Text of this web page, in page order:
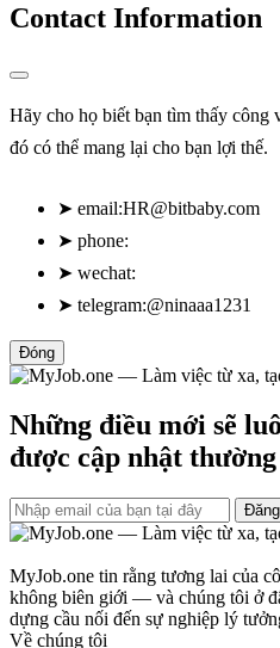
Contact Information
Hãy cho họ biết bạn tìm thấy
đó có thể mang lại cho bạn lợi thế.
➤ email:HR@bitbaby.com
➤ phone:
➤ wechat:
➤ telegram:@ninaaa1231
Đóng
Những điều mới sẽ
được cập nhật
MyJob.one tin rằng tương lai của
không biên giới — và chúng tôi ở
dựng cầu nối đến sự nghiệp lý
Về chúng tôi